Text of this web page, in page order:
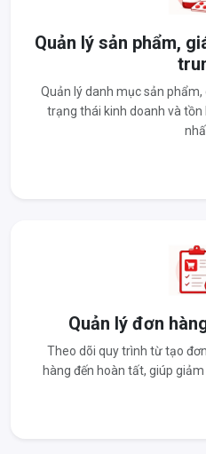
Quản lý sản phẩm,
Quản lý danh mục sản phẩm,
trạng thái kinh doanh và
Quản lý đơn
Theo dõi quy trình từ tạo
hàng đến hoàn tất, giúp